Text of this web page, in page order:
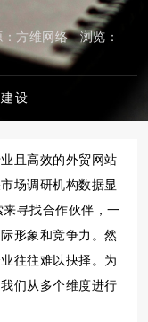
方维网络 浏览：
设
且高效的外贸网站
场调研机构数据显
寻找合作伙伴，一
形象和竞争力。然
往往难以抉择。为
们从多个维度进行